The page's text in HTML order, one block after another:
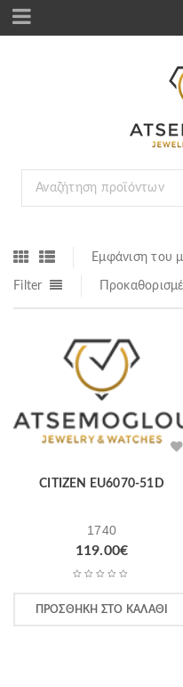
Εμφάνιση του
Filter
CITIZEN EU6070-51D
1740
119.00€
ΠΡΟΣΘΉΚΗ ΣΤΟ ΚΑΛΆΘΙ